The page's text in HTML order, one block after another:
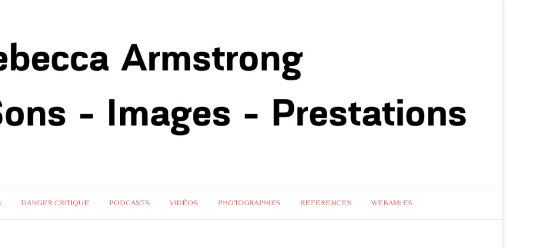
DANGER CRITIQUE PODCASTS VIDÉOS PHOTOGRAPHIES REFERENCES WEBAMI·ES